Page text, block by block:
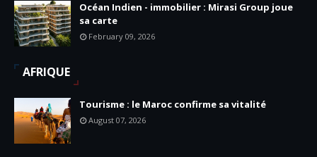
Océan Indien - immobilier : Mirasi Group joue
sa carte
February 09, 2026
AFRIQUE
Tourisme : le Maroc confirme sa vitalité
August 07, 2026